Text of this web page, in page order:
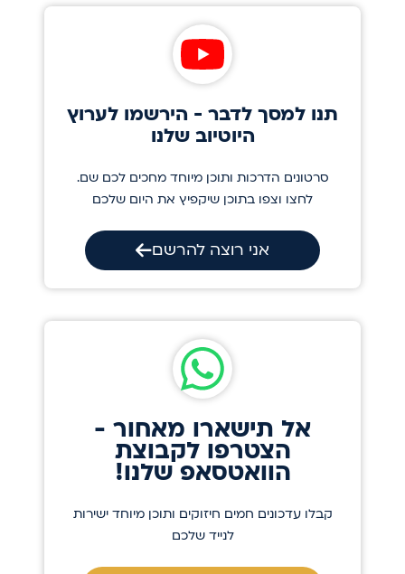
תנו למסך לדבר - הירשמו לערוץ
היוטיוב שלנו
סרטונים הדרכות ותוכן מיוחד מחכים לכם שם.
לחצו וצפו בתוכן שיקפיץ את היום שלכם
אני רוצה להרשם
אל תישארו מאחור -
הצטרפו לקבוצת
הוואטסאפ שלנו!
קבלו עדכונים חמים חיזוקים ותוכן מיוחד ישירות
לנייד שלכם